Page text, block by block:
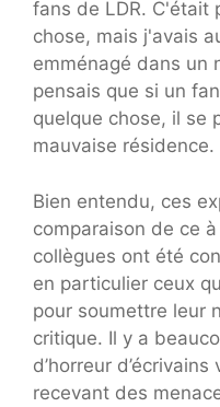
fans de LDR. C'était
chose, mais j'avais
emménagé dans un
pensais que si un
quelque chose, il se
mauvaise résidence.
Bien entendu, ces
comparaison de ce
collègues ont été
en particulier ceux
pour soumettre leur
critique. Il y a
d’horreur
recevant des